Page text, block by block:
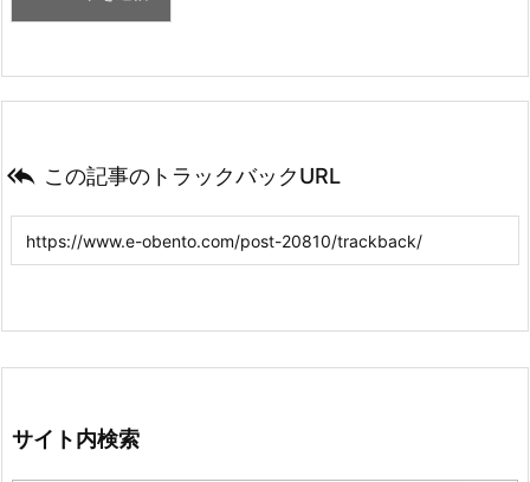
 この記事のトラックバックURL
サイト内検索